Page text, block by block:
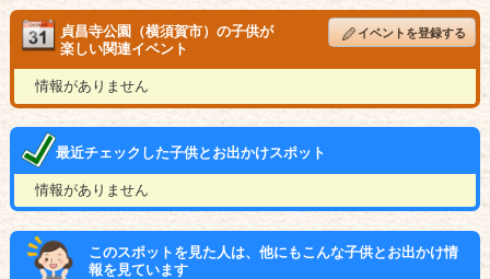
貞昌寺公園（横須賀市）の子供が
楽しい関連イベント
イベントを登録する
情報がありません
最近チェックした子供とお出かけスポット
情報がありません
このスポットを見た人は、他にもこんな子供とお出かけ情
報を見ています